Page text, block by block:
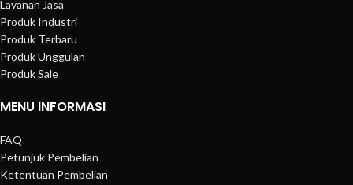
Layanan Jasa
Produk Industri
Produk Terbaru
Produk Unggulan
Produk Sale
MENU INFORMASI
FAQ
Petunjuk Pembelian
Ketentuan Pembelian